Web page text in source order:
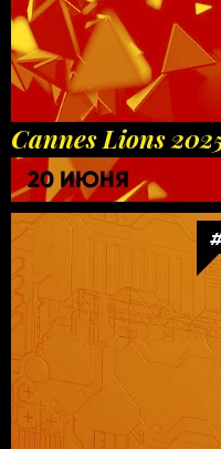
Cannes Lions
20 ИЮНЯ